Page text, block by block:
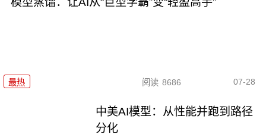
最热 阅读 8686 07-28
中美AI模型：从性能并跑到路径
分化